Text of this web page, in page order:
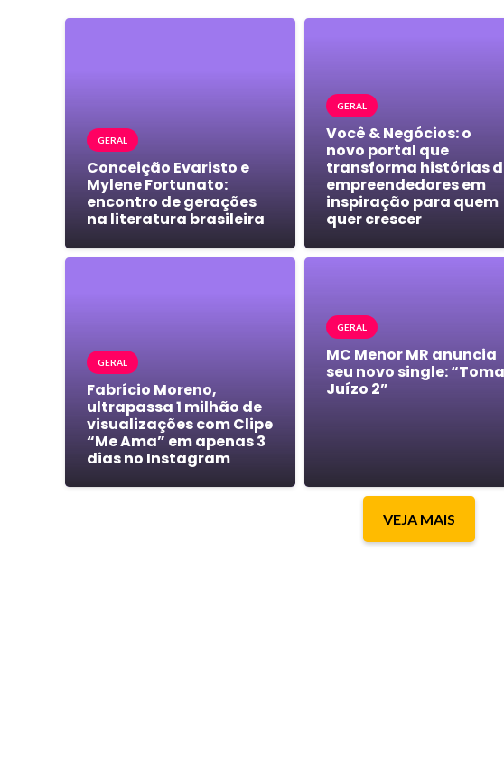
GERAL
Conceição Evaristo e
Mylene Fortunato:
encontro de gerações
na literatura brasileira
GERAL
Você & Negócios: o
novo portal que
transforma histórias
empreendedores em
inspiração para quem
quer crescer
GERAL
Fabrício Moreno,
ultrapassa 1 milhão de
visualizações com Clipe
“Me Ama” em apenas 3
dias no Instagram
GERAL
MC Menor MR anuncia
seu novo single: “Toma
Juízo 2”
VEJA MAIS